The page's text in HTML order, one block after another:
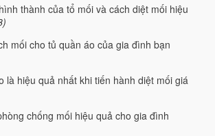
thành của tổ mối và cách diệt mối hiệu
mối cho tủ quần áo của gia đình bạn
là hiệu quả nhất khi tiến hành diệt mối giá
chống mối hiệu quả cho gia đình